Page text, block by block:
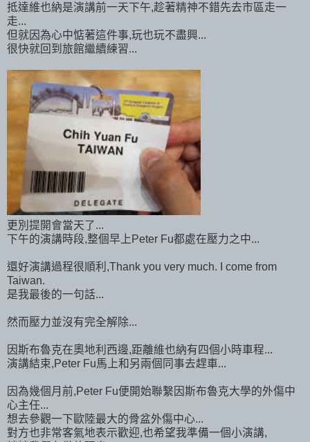
抵達維也納是演講前一天下午,趁著精神不錯先去市區走一
走...
但就因為心中惦著這件事,玩也玩不盡興...
很快就回到旅館繼續練習...
更別提開會當天了...
下午的演講時段,整個早上Peter Fu都處在壓力之中...
還好演講過程很順利,Thank you very much. I come from
Taiwan.
是我最後的一句話...
然而壓力並沒有完全解除...
因斯布魯克在奧地利西邊,距離維也納有四個小時車程...
演講結束,Peter Fu馬上和另兩個同事去趕車...
因為幾個月前,Peter Fu便開始聯繫因斯布魯克大學的外傷中
心主任...
想去參觀一下歐陸最大的骨盆外傷中心...
對方也非常客氣地表示歡迎,也希望我準備一個小演講,